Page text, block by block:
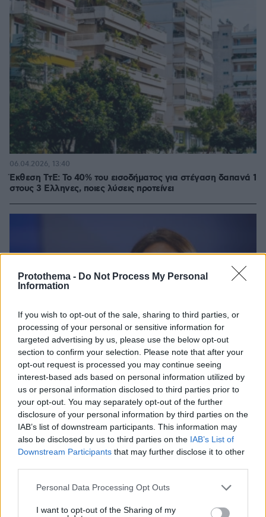
Protothema - Do Not Process My Personal
Information
If you wish to opt-out of the sale, sharing to third parties, or
processing of your personal or sensitive information for
targeted advertising by us, please use the below opt-out
section to confirm your selection. Please note that after your
opt-out request is processed you may continue seeing
interest-based ads based on personal information utilized by
us or personal information disclosed to third parties prior to
your opt-out. You may separately opt-out of the further
disclosure of your personal information by third parties on the
IAB’s list of downstream participants. This information may
also be disclosed by us to third parties on the IAB’s List of
Downstream Participants that may further disclose it to other
Please note that this website/app uses one or more Google
not limited to your visit or usage behaviour. You may click to
Personal Data Processing Opt Outs
I want to opt-out of the Sharing of my
Έκθεση ΤτΕ: Το 40% του εισοδήματος για στέγαση δαπανά 1
στους 3 Ελληνες, ποιες λύσεις προτείνει
06.04.2026, 13:40
Δόμνα Μιχαηλίδου: Είμαστε κοντά σε εθνική στρατηγική για
το στεγαστικό με πακέτο 43 μέτρων ύψους 7 δισ. ευρώ
23.04.2026, 09:52